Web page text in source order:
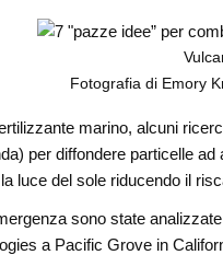
Fotografia di Emory
marino, alcuni
per diffondere particelle
luce del sole riducendo il
sono state
a Pacific Grove in